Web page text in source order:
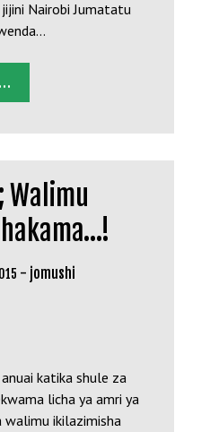
Nairobi Jumatatu
Walimu
- jomushi
katika shule za
licha ya amri ya
walimu ikilazimisha